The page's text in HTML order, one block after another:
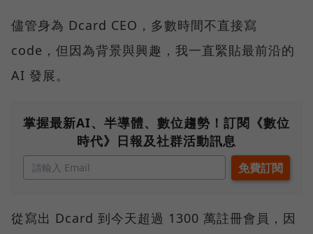
儘管身為 Dcard CEO，多數時間不直接寫
code，但因為背景與興趣，我一直緊貼最前沿的
AI 發展。
掌握最新AI、半導體、數位趨勢！訂閱《數位
時代》日報及社群活動訊息
從寫出 Dcard 到今天超過 1300 萬註冊會員，因